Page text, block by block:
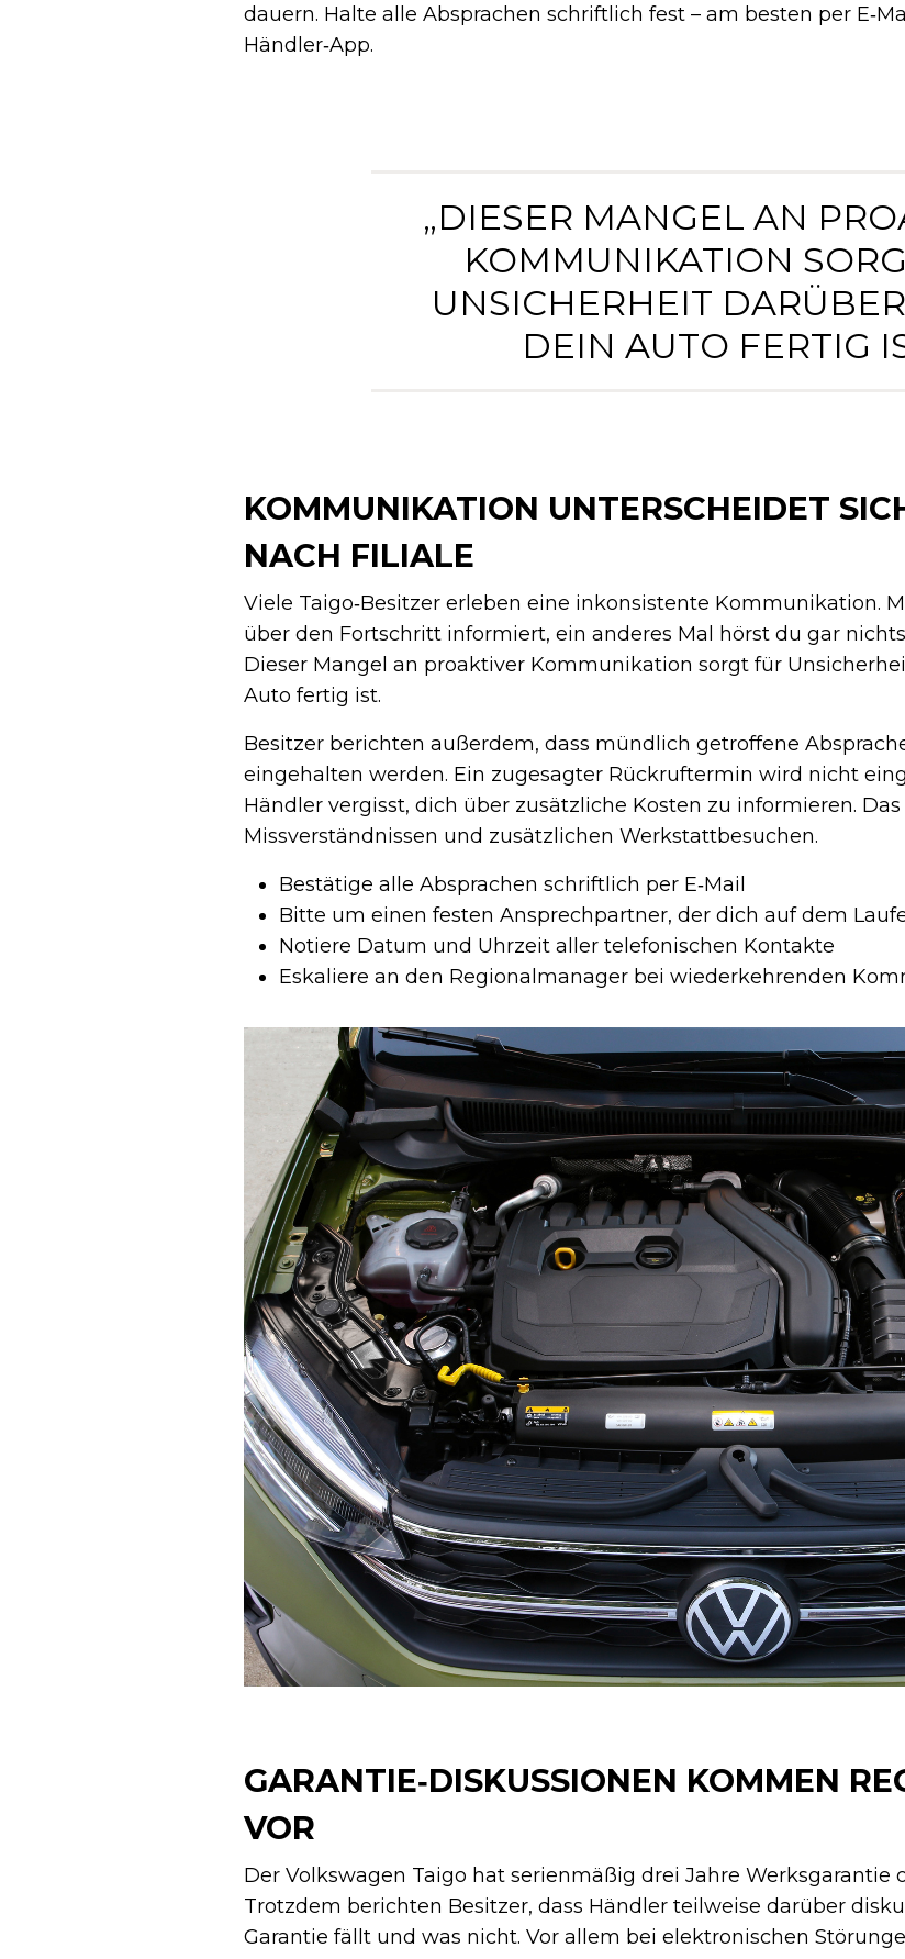
dauern. Halte alle Absprachen schriftlich fest – am besten per
Händler‑App.
„DIESER MANGEL AN
KOMMUNIKATION
UNSICHERHEIT
DEIN AUTO FERTIG
KOMMUNIKATION UNTERSCHEIDET
NACH FILIALE
Viele Taigo‑Besitzer erleben eine inkonsistente Kommunikation.
über den Fortschritt informiert, ein anderes Mal hörst du gar
Dieser Mangel an proaktiver Kommunikation sorgt für
Auto fertig ist.
Besitzer berichten außerdem, dass mündlich getroffene
eingehalten werden. Ein zugesagter Rückruftermin wird nicht
Händler vergisst, dich über zusätzliche Kosten zu informieren.
Missverständnissen und zusätzlichen Werkstattbesuchen.
Bestätige alle Absprachen schriftlich per E‑Mail
Bitte um einen festen Ansprechpartner, der dich auf dem
Notiere Datum und Uhrzeit aller telefonischen Kontakte
Eskaliere an den Regionalmanager bei wiederkehrenden
GARANTIE‑DISKUSSIONEN KOMMEN
OR
Der Volkswagen Taigo hat serienmäßig drei Jahre Werksgarantie
Trotzdem berichten Besitzer, dass Händler teilweise darüber
Garantie fällt und was nicht. Vor allem bei elektronischen